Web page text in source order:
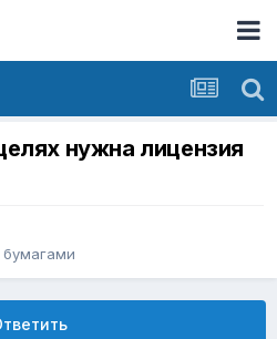
нужна лицензия
бумагами